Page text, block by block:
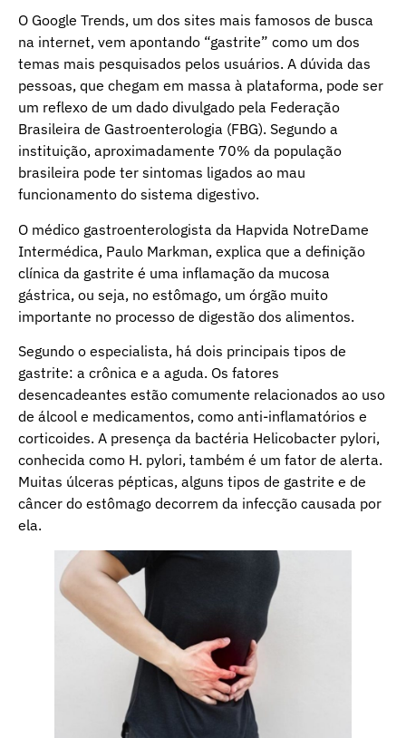
O Google Trends, um dos sites mais famosos de busca
na internet, vem apontando “gastrite” como um dos
temas mais pesquisados pelos usuários. A dúvida das
pessoas, que chegam em massa à plataforma, pode ser
um reflexo de um dado divulgado pela Federação
Brasileira de Gastroenterologia (FBG). Segundo a
instituição, aproximadamente 70% da população
brasileira pode ter sintomas ligados ao mau
funcionamento do sistema digestivo.
O médico gastroenterologista da Hapvida NotreDame
Intermédica, Paulo Markman, explica que a definição
clínica da gastrite é uma inflamação da mucosa
gástrica, ou seja, no estômago, um órgão muito
importante no processo de digestão dos alimentos.
Segundo o especialista, há dois principais tipos de
gastrite: a crônica e a aguda. Os fatores
desencadeantes estão comumente relacionados ao uso
de álcool e medicamentos, como anti-inflamatórios e
corticoides. A presença da bactéria Helicobacter pylori,
conhecida como H. pylori, também é um fator de alerta.
Muitas úlceras pépticas, alguns tipos de gastrite e de
câncer do estômago decorrem da infecção causada por
ela.